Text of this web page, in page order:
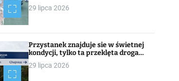
29 lipca 2026
Przystanek znajduje sie w świetnej
kondycji, tylko ta przeklęta droga…
29 lipca 2026